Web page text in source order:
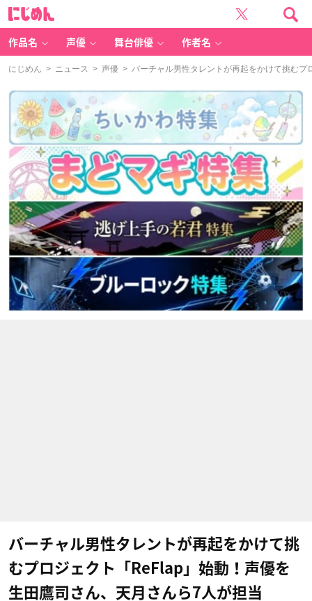
作品名 声優 舞台俳優 作者名
にじめん > ニュース > 声優 > バーチャル男性タレントが再起をかけて挑む
バーチャル男性タレントが再起をかけて挑
むプロジェクト「ReFlap」始動！声優を
生田鷹司さん、天月さんら7人が担当